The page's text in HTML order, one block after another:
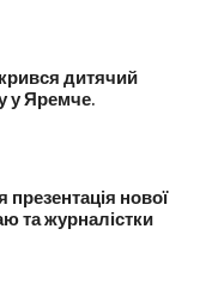
дитячий
у Яремче.
презентація нової
та журналістки